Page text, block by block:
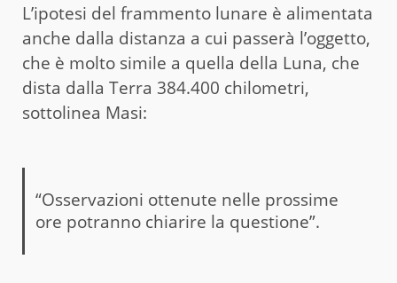
L’ipotesi del frammento lunare è alimentata
anche dalla distanza a cui passerà l’oggetto,
che è molto simile a quella della Luna, che
dista dalla Terra 384.400 chilometri,
sottolinea Masi:
“Osservazioni ottenute nelle prossime
ore potranno chiarire la questione”.